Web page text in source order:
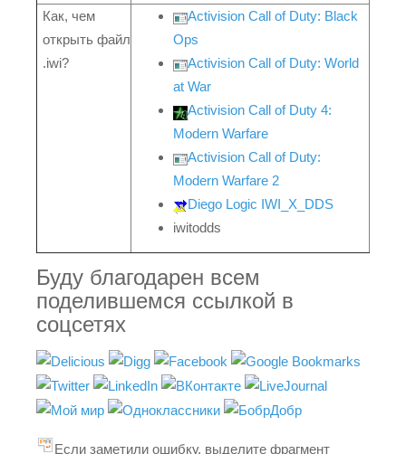
Как, чем
открыть файл
.iwi?
Activision Call of Duty: Black
Ops
Activision Call of Duty: World
at War
Activision Call of Duty 4:
Modern Warfare
Activision Call of Duty:
Modern Warfare 2
Diego Logic IWI_X_DDS
iwitodds
Буду благодарен всем
поделившемся ссылкой в
соцсетях
Если заметили ошибку, выделите фрагмент